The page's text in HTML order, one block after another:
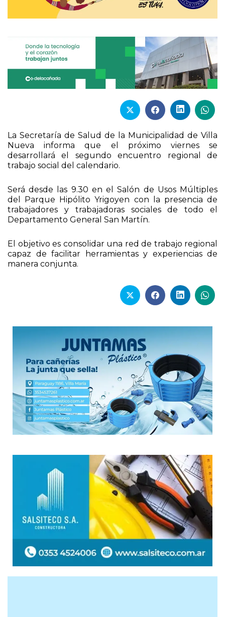
La Secretaría de Salud de la Municipalidad de Villa
Nueva informa que el próximo viernes se
desarrollará el segundo encuentro regional de
trabajo social del calendario.
Será desde las 9.30 en el Salón de Usos Múltiples
del Parque Hipólito Yrigoyen con la presencia de
trabajadores y trabajadoras sociales de todo el
Departamento General San Martín.
El objetivo es consolidar una red de trabajo regional
capaz de facilitar herramientas y experiencias de
manera conjunta.